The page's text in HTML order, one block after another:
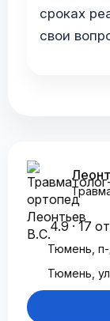
сроках
свои
4.9 · 17
Тюмень, п-
Тюмень,